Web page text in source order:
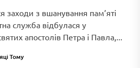
заходи з вшанування пам’яті
служба відбулася у
апостолів Петра і Павла,...
Тому